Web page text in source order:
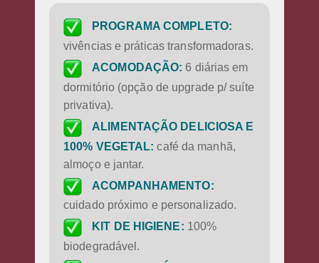
PROGRAMA COMPLETO:
vivências e práticas transformadoras.
ACOMODAÇÃO: 6 diárias em
dormitório (opção de upgrade p/ suíte
privativa).
ALIMENTAÇÃO DELICIOSA E
100% VEGETAL: café da manhã,
almoço e jantar.
ACOMPANHAMENTO:
cuidado próximo e personalizado.
KIT DE HIGIENE: 100%
biodegradável.